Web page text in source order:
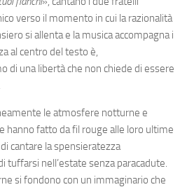
verso il momento in cui la razionalità
si allenta e la musica accompagna i
al centro del testo è,
di una libertà che non chiede di essere
le atmosfere notturne e
hanno fatto da fil rouge alle loro ultime
cantare la spensieratezza
tuffarsi nell’estate senza paracadute.
si fondono con un immaginario che